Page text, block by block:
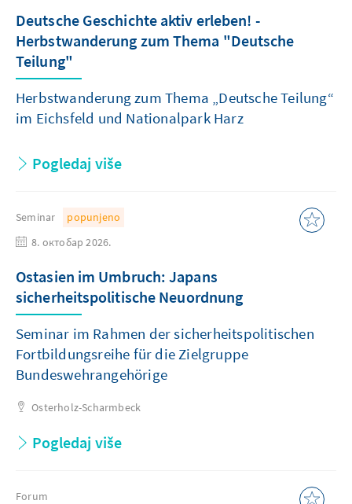
Deutsche Geschichte aktiv erleben! -
Herbstwanderung zum Thema "Deutsche
Teilung"
Herbstwanderung zum Thema „Deutsche Teilung“
im Eichsfeld und Nationalpark Harz
Pogledaj više
Seminar
popunjeno
8. октобар 2026.
Ostasien im Umbruch: Japans
sicherheitspolitische Neuordnung
Seminar im Rahmen der sicherheitspolitischen
Fortbildungsreihe für die Zielgruppe
Bundeswehrangehörige
Osterholz-Scharmbeck
Pogledaj više
Forum